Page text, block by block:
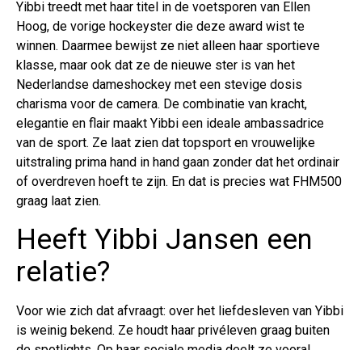
Yibbi treedt met haar titel in de voetsporen van Ellen
Hoog, de vorige hockeyster die deze award wist te
winnen. Daarmee bewijst ze niet alleen haar sportieve
klasse, maar ook dat ze de nieuwe ster is van het
Nederlandse dameshockey met een stevige dosis
charisma voor de camera. De combinatie van kracht,
elegantie en flair maakt Yibbi een ideale ambassadrice
van de sport. Ze laat zien dat topsport en vrouwelijke
uitstraling prima hand in hand gaan zonder dat het ordinair
of overdreven hoeft te zijn. En dat is precies wat FHM500
graag laat zien.
Heeft Yibbi Jansen een
relatie?
Voor wie zich dat afvraagt: over het liefdesleven van Yibbi
is weinig bekend. Ze houdt haar privéleven graag buiten